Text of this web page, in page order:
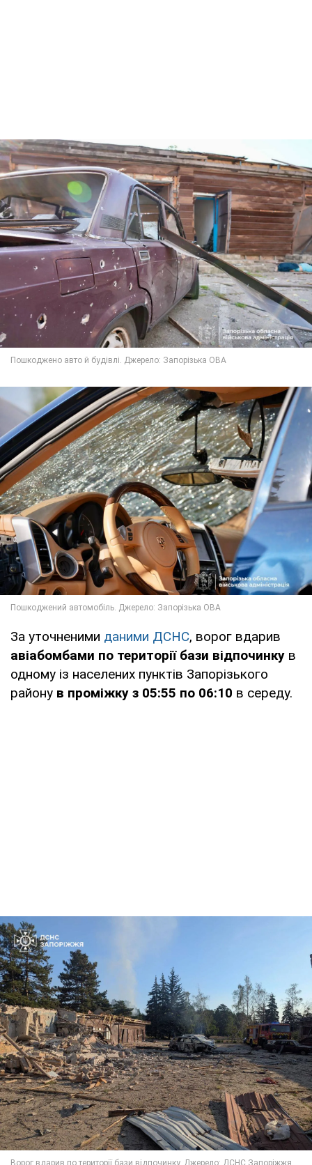
За уточненими даними ДСНС, ворог вдарив
авіабомбами по території бази відпочинку в
одному із населених пунктів Запорізького
району в проміжку з 05:55 по 06:10 в середу.